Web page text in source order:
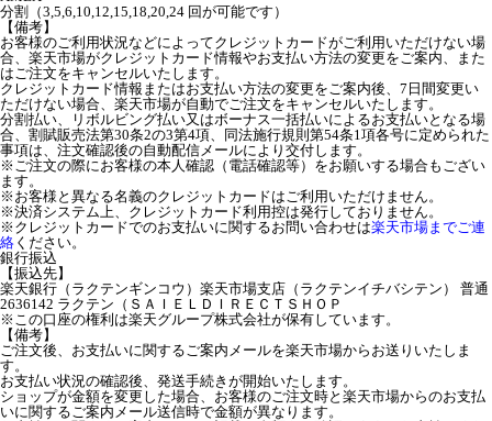
分割（3,5,6,10,12,15,18,20,24 回が可能です）
【備考】
お客様のご利用状況などによってクレジットカードがご利用いただけない場
合、楽天市場がクレジットカード情報やお支払い方法の変更をご案内、また
はご注文をキャンセルいたします。
クレジットカード情報またはお支払い方法の変更をご案内後、7日間変更い
ただけない場合、楽天市場が自動でご注文をキャンセルいたします。
分割払い、リボルビング払い又はボーナス一括払いによるお支払いとなる場
合、割賦販売法第30条2の3第4項、同法施行規則第54条1項各号に定められた
事項は、注文確認後の自動配信メールにより交付します。
※ご注文の際にお客様の本人確認（電話確認等）をお願いする場合もござい
ます。
※お客様と異なる名義のクレジットカードはご利用いただけません。
※決済システム上、クレジットカード利用控は発行しておりません。
※クレジットカードでのお支払いに関するお問い合わせは楽天市場までご連
絡 ください。
銀行振込
【振込先】
楽天銀行（ラクテンギンコウ）楽天市場支店（ラクテンイチバシテン） 普通
2636142 ラクテン（ＳＡＩＥＬＤＩＲＥＣＴＳＨＯＰ
※この口座の権利は楽天グループ株式会社が保有しています。
【備考】
ご注文後、お支払いに関するご案内メールを楽天市場からお送りいたしま
す。
お支払い状況の確認後、発送手続きが開始いたします。
ショップが金額を変更した場合、お客様のご注文時と楽天市場からのお支払
いに関するご案内メール送信時で金額が異なります。